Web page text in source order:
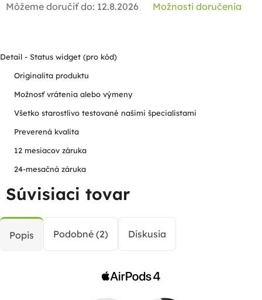
Môžeme doručiť do: 12.8.2026 Možnosti doručenia
Detail - Status widget (pro kód)
Originalita produktu
Možnosť vrátenia alebo výmeny
Všetko starostlivo testované našimi špecialistami
Preverená kvalita
12 mesiacov záruka
24-mesačná záruka
Súvisiaci tovar
Popis Podobné (2) Diskusia